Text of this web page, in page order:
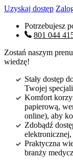
Uzyskaj dostęp
Potrzebujesz
801 044
Zostań naszym
wiedzę!
Stały dostęp
Twojej
Komfort
papierową,
online), aby
Zdobądź
Praktyczna
branży